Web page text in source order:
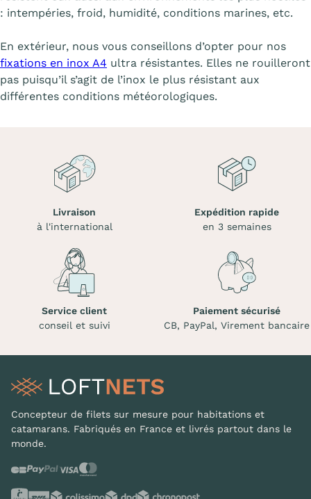
: intempéries, froid, humidité, conditions marines, etc.
En extérieur, nous vous conseillons d’opter pour nos
fixations en inox A4 ultra résistantes. Elles ne rouilleront
pas puisqu’il s’agit de l’inox le plus résistant aux
différentes conditions météorologiques.
Livraison
à l'international
Expédition rapide
en 3 semaines
Service client
conseil et suivi
Paiement sécurisé
CB, PayPal, Virement bancaire
Concepteur de filets sur mesure pour habitations et
catamarans. Fabriqués en France et livrés partout dans le
monde.